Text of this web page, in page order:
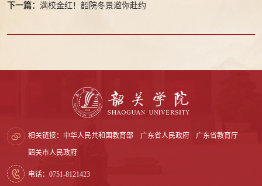
下一篇： 满校金红！韶院冬景邀你赴约
相关链接： 中华人民共和国教育部 广东省人民政府 广东省教育厅
韶关市人民政府
电话：0751-8121423